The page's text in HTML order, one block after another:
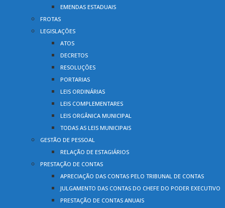
EMENDAS ESTADUAIS
FROTAS
LEGISLAÇÕES
ATOS
DECRETOS
RESOLUÇÕES
PORTARIAS
LEIS ORDINÁRIAS
LEIS COMPLEMENTARES
LEIS ORGÂNICA MUNICIPAL
TODAS AS LEIS MUNICIPAIS
GESTÃO DE PESSOAL
RELAÇÃO DE ESTAGIÁRIOS
PRESTAÇÃO DE CONTAS
APRECIAÇÃO DAS CONTAS PELO TRIBUNAL DE CONTAS
JULGAMENTO DAS CONTAS DO CHEFE DO PODER EXECUTIVO
PRESTAÇÃO DE CONTAS ANUAIS